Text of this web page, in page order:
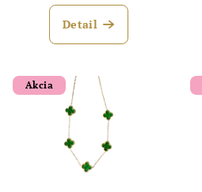
Detail
Akcia